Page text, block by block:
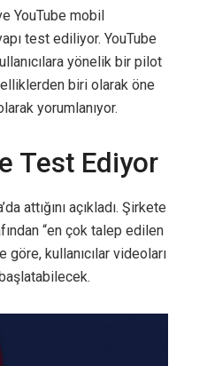
YouTube mobil
test ediliyor. YouTube
yönelik bir pilot
biri olarak öne
yorumlanıyor.
Test Ediyor
attığını açıkladı. Şirkete
“en çok talep edilen
kullanıcılar videoları